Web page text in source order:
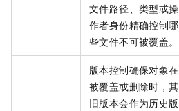
文件路径、类型或操
作者身份精确控制哪
些文件不可被覆盖。
版本控制确保对象在
被覆盖或删除时，其
旧版本会作为历史版